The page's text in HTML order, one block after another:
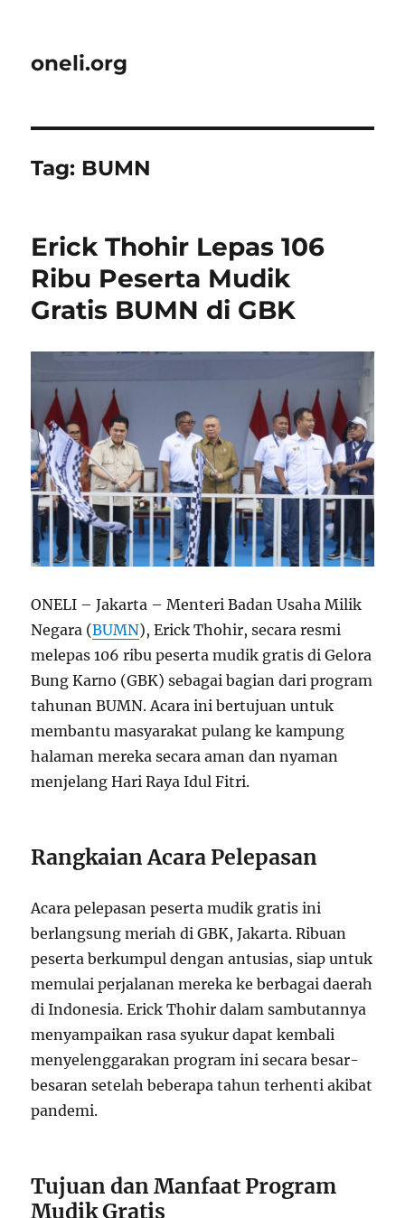
oneli.org
Tag: BUMN
Erick Thohir Lepas 106
Ribu Peserta Mudik
Gratis BUMN di GBK
ONELI – Jakarta – Menteri Badan Usaha Milik
Negara (BUMN), Erick Thohir, secara resmi
melepas 106 ribu peserta mudik gratis di Gelora
Bung Karno (GBK) sebagai bagian dari program
tahunan BUMN. Acara ini bertujuan untuk
membantu masyarakat pulang ke kampung
halaman mereka secara aman dan nyaman
menjelang Hari Raya Idul Fitri.
Rangkaian Acara Pelepasan
Acara pelepasan peserta mudik gratis ini
berlangsung meriah di GBK, Jakarta. Ribuan
peserta berkumpul dengan antusias, siap untuk
memulai perjalanan mereka ke berbagai daerah
di Indonesia. Erick Thohir dalam sambutannya
menyampaikan rasa syukur dapat kembali
menyelenggarakan program ini secara besar-
besaran setelah beberapa tahun terhenti akibat
pandemi.
Tujuan dan Manfaat Program
Mudik Gratis